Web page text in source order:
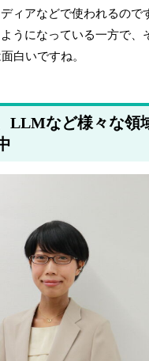
ィアなどで使われるので
うになっている一方で、
白いですね。
LLMなど様々な領